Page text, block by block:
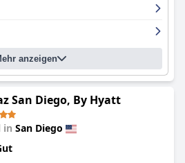
der die Gäste ihren Aufenthalt
anzeigen
San Diego, By Hyatt
in San Diego